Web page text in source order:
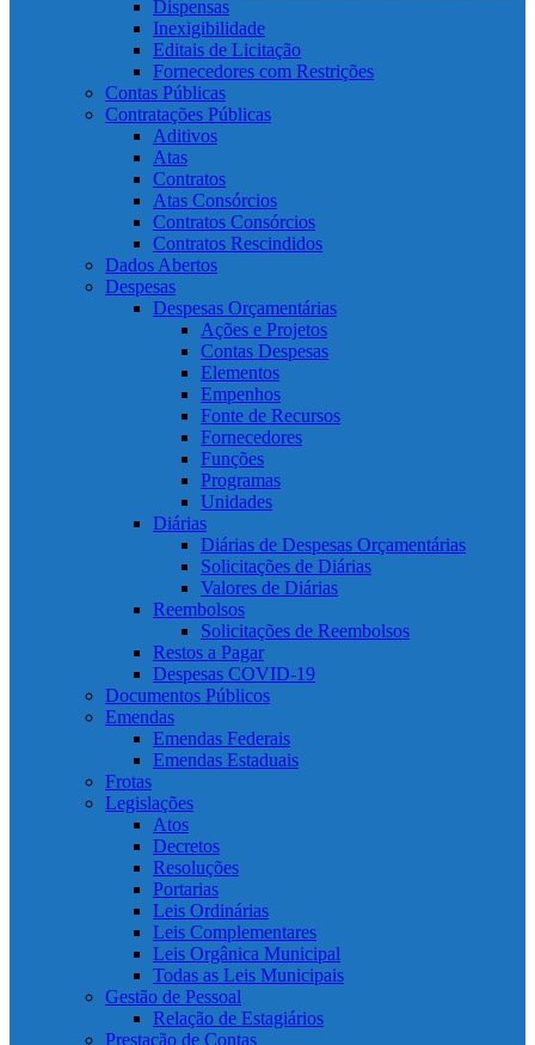
Dispensas
Inexigibilidade
Editais de Licitação
Fornecedores com Restrições
Contas Públicas
Contratações Públicas
Aditivos
Atas
Contratos
Atas Consórcios
Contratos Consórcios
Contratos Rescindidos
Dados Abertos
Despesas
Despesas Orçamentárias
Ações e Projetos
Contas Despesas
Elementos
Empenhos
Fonte de Recursos
Fornecedores
Funções
Programas
Unidades
Diárias
Diárias de Despesas Orçamentárias
Solicitações de Diárias
Valores de Diárias
Reembolsos
Solicitações de Reembolsos
Restos a Pagar
Despesas COVID-19
Documentos Públicos
Emendas
Emendas Federais
Emendas Estaduais
Frotas
Legislações
Atos
Decretos
Resoluções
Portarias
Leis Ordinárias
Leis Complementares
Leis Orgânica Municipal
Todas as Leis Municipais
Gestão de Pessoal
Relação de Estagiários
Prestação de Contas